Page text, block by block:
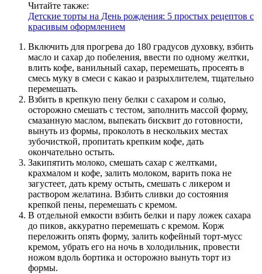
Читайте также:
Детские торты на День рождения: 5 простых рецептов с
красивым оформлением
Включить для прогрева до 180 градусов духовку, взбить
масло и сахар до побеления, ввести по одному желтки,
влить кофе, ванильный сахар, перемешать, просеять в
смесь муку в смеси с какао и разрыхлителем, тщательно
перемешать.
Взбить в крепкую пену белки с сахаром и солью,
осторожно смешать с тестом, заполнить массой форму,
смазанную маслом, выпекать бисквит до готовности,
вынуть из формы, проколоть в нескольких местах
зубочисткой, пропитать крепким кофе, дать
окончательно остыть.
Закипятить молоко, смешать сахар с желтками,
крахмалом и кофе, залить молоком, варить пока не
загустеет, дать крему остыть, смешать с ликером и
раствором желатина. Взбить сливки до состояния
крепкой пены, перемешать с кремом.
В отдельной емкости взбить белки и пару ложек сахара
до пиков, аккуратно перемешать с кремом. Корж
переложить опять форму, залить кофейный торт-мусс
кремом, убрать его на ночь в холодильник, провести
ножом вдоль бортика и осторожно вынуть торт из
формы.